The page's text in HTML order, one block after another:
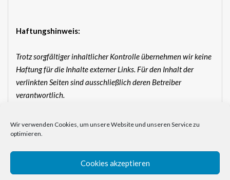
Wir verwenden Cookies, um unsere Website und unseren Service zu
optimieren.
Cookies akzeptieren
Haftungshinweis:
Trotz sorgfältiger inhaltlicher Kontrolle übernehmen wir keine
Haftung für die Inhalte externer Links. Für den Inhalt der
verlinkten Seiten sind ausschließlich deren Betreiber
verantwortlich.